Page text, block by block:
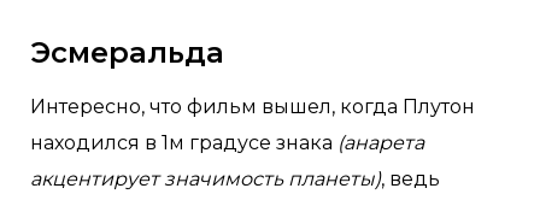
Эсмеральда
Интересно, что фильм вышел, когда Плутон
находился в 1м градусе знака (анарета
акцентирует значимость планеты), ведь